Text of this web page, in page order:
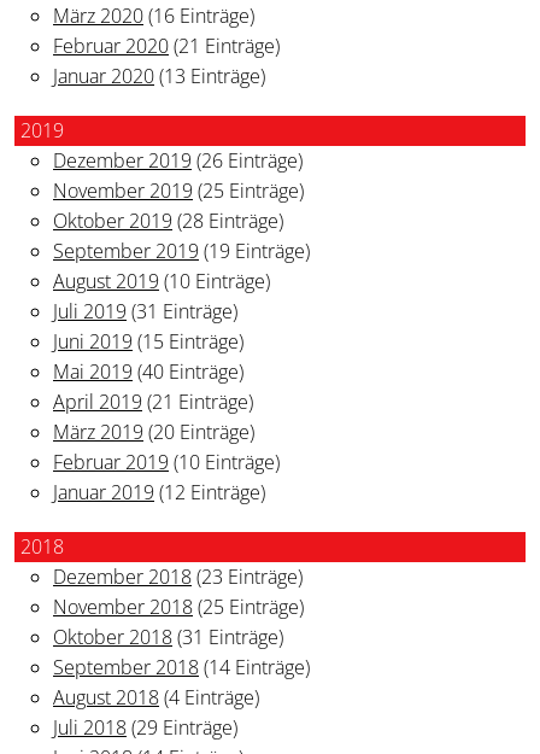
März 2020(16 Einträge)
Februar 2020(21 Einträge)
Januar 2020(13 Einträge)
2019
Dezember 2019 (26 Einträge)
November 2019 (25 Einträge)
Oktober 2019 (28 Einträge)
September 2019 (19 Einträge)
August 2019 (10 Einträge)
Juli 2019 (31 Einträge)
Juni 2019 (15 Einträge)
Mai 2019 (40 Einträge)
April 2019 (21 Einträge)
März 2019 (20 Einträge)
Februar 2019 (10 Einträge)
Januar 2019 (12 Einträge)
2018
Dezember 2018(23 Einträge)
November 2018(25 Einträge)
Oktober 2018(31 Einträge)
September 2018(14 Einträge)
August 2018(4 Einträge)
Juli 2018(29 Einträge)